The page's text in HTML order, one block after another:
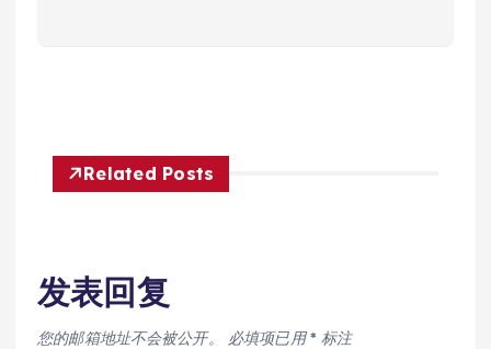
Related Posts
发表回复
您的邮箱地址不会被公开。 必填项已用* 标注